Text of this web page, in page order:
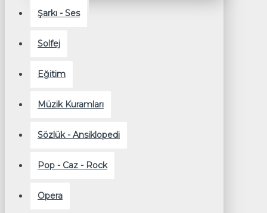
Şarkı - Ses
Solfej
Eğitim
Müzik Kuramları
Sözlük - Ansiklopedi
Pop - Caz - Rock
Opera